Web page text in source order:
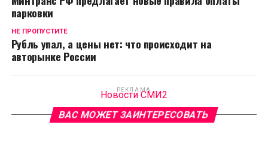
парковки
НЕ ПРОПУСТИТЕ
Рубль упал, а цены нет: что происходит на
авторынке России
РЕКЛАМА
Новости СМИ2
ВАС МОЖЕТ ЗАИНТЕРЕСОВАТЬ